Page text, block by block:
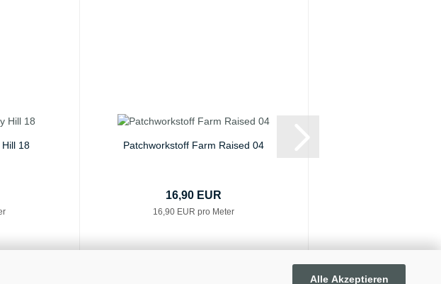
Alle Akzeptieren
18 Patchworkstoff Farm Raised 04
16,90 EUR
16,90 EUR pro Meter